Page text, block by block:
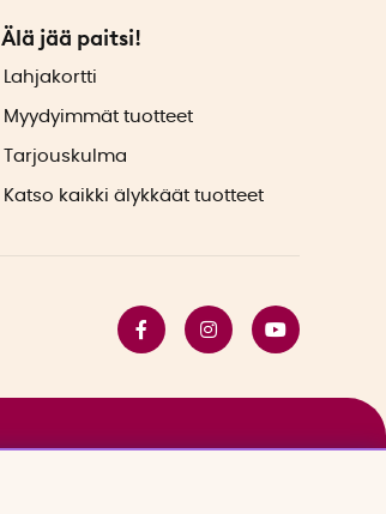
Älä jää paitsi!
Lahjakortti
Myydyimmät tuotteet
Tarjouskulma
Katso kaikki älykkäät tuotteet